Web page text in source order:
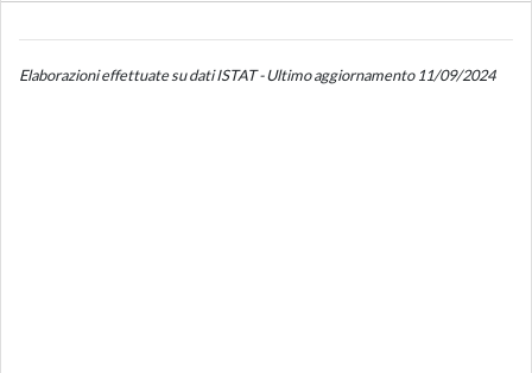
Elaborazioni effettuate su dati ISTAT - Ultimo aggiornamento 11/09/2024